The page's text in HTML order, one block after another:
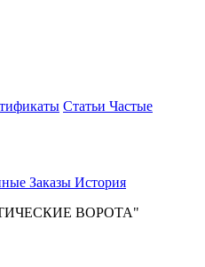
Статьи Частые
Заказы История
ВОРОТА"